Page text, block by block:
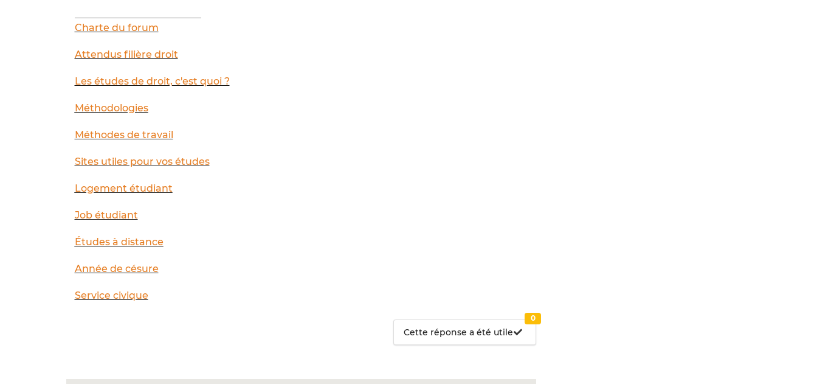
Charte du forum
Attendus filière droit
Les études de droit, c'est quoi ?
Méthodologies
Méthodes de travail
Sites utiles pour vos études
Logement étudiant
Job étudiant
Études à distance
Année de césure
Service civique
Cette réponse a été utile
0